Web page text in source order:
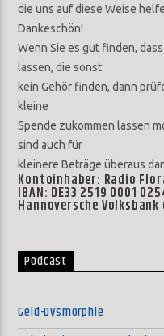
die uns auf diese Weise
Dankeschön!
Wenn Sie es gut finden,
lassen, die sonst
kein Gehör finden, dann
kleine
Spende zukommen lassen
sind auch für
kleinere Beträge überaus
Kontoinhaber: Radio
IBAN: DE33 2519 0001
Hannoversche Volksbank
Podcast
Geld-Dysmorphie